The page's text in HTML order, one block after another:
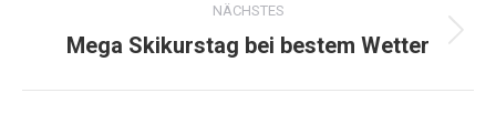
NÄCHSTES
Nächster
Mega Skikurstag bei bestem Wetter